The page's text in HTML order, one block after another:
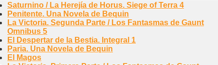
Saturnino / La Herejía de Horus. Siege of Terra 4
Penitente. Una Novela de Bequin
La Victoria. Segunda Parte / Los Fantasmas de Gaunt
Omnibus 5
El Despertar de la Bestia. Integral 1
Paria. Una Novela de Bequin
El Magos